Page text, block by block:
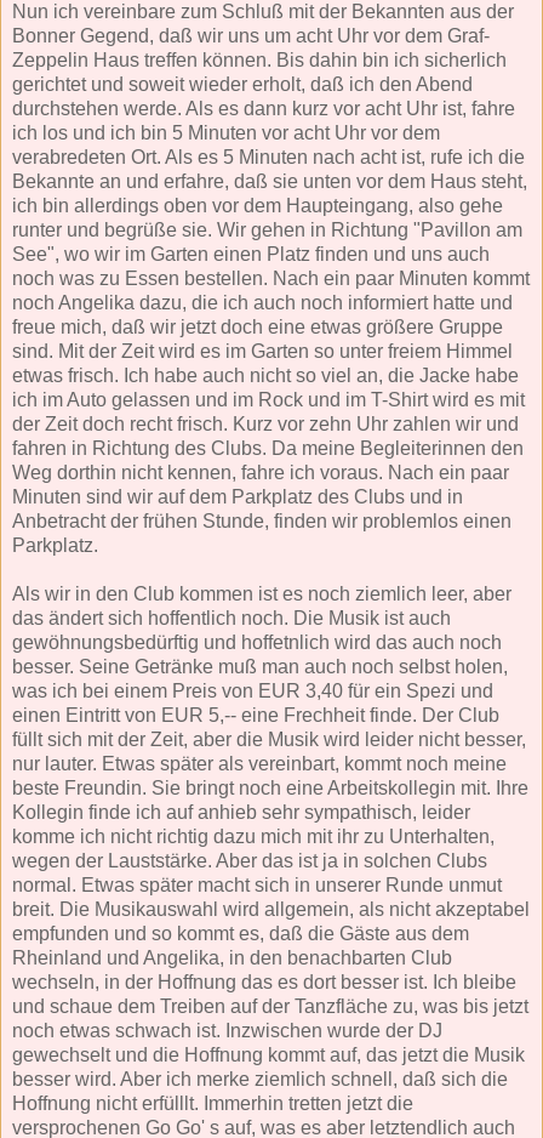
Nun ich vereinbare zum Schluß mit der Bekannten aus der
Bonner Gegend, daß wir uns um acht Uhr vor dem Graf-
Zeppelin Haus treffen können. Bis dahin bin ich sicherlich
gerichtet und soweit wieder erholt, daß ich den Abend
durchstehen werde. Als es dann kurz vor acht Uhr ist, fahre
ich los und ich bin 5 Minuten vor acht Uhr vor dem
verabredeten Ort. Als es 5 Minuten nach acht ist, rufe ich die
Bekannte an und erfahre, daß sie unten vor dem Haus steht,
ich bin allerdings oben vor dem Haupteingang, also gehe
runter und begrüße sie. Wir gehen in Richtung "Pavillon am
See", wo wir im Garten einen Platz finden und uns auch
noch was zu Essen bestellen. Nach ein paar Minuten kommt
noch Angelika dazu, die ich auch noch informiert hatte und
freue mich, daß wir jetzt doch eine etwas größere Gruppe
sind. Mit der Zeit wird es im Garten so unter freiem Himmel
etwas frisch. Ich habe auch nicht so viel an, die Jacke habe
ich im Auto gelassen und im Rock und im T-Shirt wird es mit
der Zeit doch recht frisch. Kurz vor zehn Uhr zahlen wir und
fahren in Richtung des Clubs. Da meine Begleiterinnen den
Weg dorthin nicht kennen, fahre ich voraus. Nach ein paar
Minuten sind wir auf dem Parkplatz des Clubs und in
Anbetracht der frühen Stunde, finden wir problemlos einen
Parkplatz.
Als wir in den Club kommen ist es noch ziemlich leer, aber
das ändert sich hoffentlich noch. Die Musik ist auch
gewöhnungsbedürftig und hoffetnlich wird das auch noch
besser. Seine Getränke muß man auch noch selbst holen,
was ich bei einem Preis von EUR 3,40 für ein Spezi und
einen Eintritt von EUR 5,-- eine Frechheit finde. Der Club
füllt sich mit der Zeit, aber die Musik wird leider nicht besser,
nur lauter. Etwas später als vereinbart, kommt noch meine
beste Freundin. Sie bringt noch eine Arbeitskollegin mit. Ihre
Kollegin finde ich auf anhieb sehr sympathisch, leider
komme ich nicht richtig dazu mich mit ihr zu Unterhalten,
wegen der Lauststärke. Aber das ist ja in solchen Clubs
normal. Etwas später macht sich in unserer Runde unmut
breit. Die Musikauswahl wird allgemein, als nicht akzeptabel
empfunden und so kommt es, daß die Gäste aus dem
Rheinland und Angelika, in den benachbarten Club
wechseln, in der Hoffnung das es dort besser ist. Ich bleibe
und schaue dem Treiben auf der Tanzfläche zu, was bis jetzt
noch etwas schwach ist. Inzwischen wurde der DJ
gewechselt und die Hoffnung kommt auf, das jetzt die Musik
besser wird. Aber ich merke ziemlich schnell, daß sich die
Hoffnung nicht erfülllt. Immerhin tretten jetzt die
versprochenen Go Go' s auf, was es aber letztendlich auch